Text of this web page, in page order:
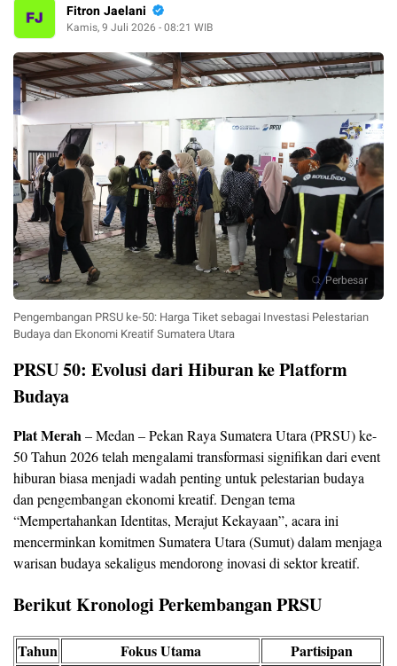
Fitron Jaelani
Kamis, 9 Juli 2026 - 08:21 WIB
Perbesar
Pengembangan PRSU ke-50: Harga Tiket sebagai Investasi Pelestarian
Budaya dan Ekonomi Kreatif Sumatera Utara
PRSU 50: Evolusi dari Hiburan ke Platform
Budaya
Plat Merah– Medan – Pekan Raya Sumatera Utara (PRSU) ke-
50 Tahun 2026 telah mengalami transformasi signifikan dari event
hiburan biasa menjadi wadah penting untuk pelestarian budaya
dan pengembangan ekonomi kreatif. Dengan tema
“Mempertahankan Identitas, Merajut Kekayaan”, acara ini
mencerminkan komitmen Sumatera Utara (Sumut) dalam menjaga
warisan budaya sekaligus mendorong inovasi di sektor kreatif.
Berikut Kronologi Perkembangan PRSU
Tahun Fokus Utama Partisipan